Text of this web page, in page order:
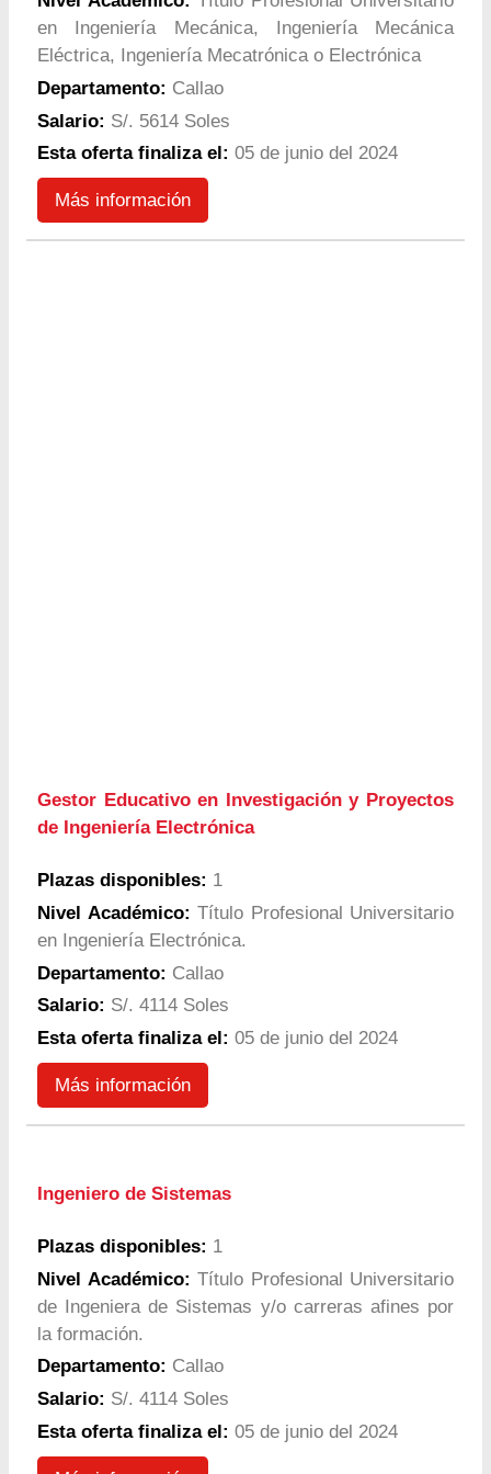
en Ingeniería Mecánica, Ingeniería Mecánica
Eléctrica, Ingeniería Mecatrónica o Electrónica
Departamento: Callao
Salario: S/. 5614 Soles
Esta oferta finaliza el: 05 de junio del 2024
Más información
Gestor Educativo en Investigación y Proyectos
de Ingeniería Electrónica
Plazas disponibles: 1
Nivel Académico: Título Profesional Universitario
en Ingeniería Electrónica.
Departamento: Callao
Salario: S/. 4114 Soles
Esta oferta finaliza el: 05 de junio del 2024
Más información
Ingeniero de Sistemas
Plazas disponibles: 1
Nivel Académico: Título Profesional Universitario
de Ingeniera de Sistemas y/o carreras afines por
la formación.
Departamento: Callao
Salario: S/. 4114 Soles
Esta oferta finaliza el: 05 de junio del 2024